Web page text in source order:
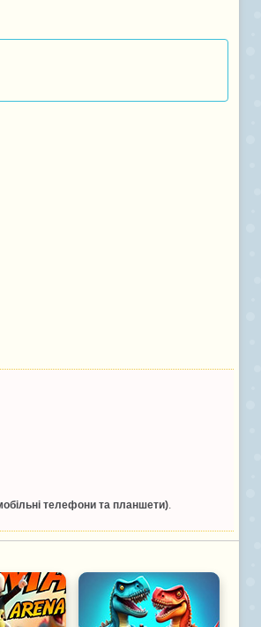
телефони та планшети)